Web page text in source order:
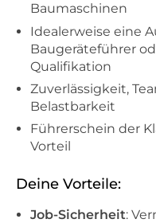
Baumaschinen
Idealerweise eine
Baugeräteführer
Qualifikation
Zuverlässigkeit,
Belastbarkeit
Führerschein der
Vorteil
Deine Vorteile:
Job-Sicherheit: